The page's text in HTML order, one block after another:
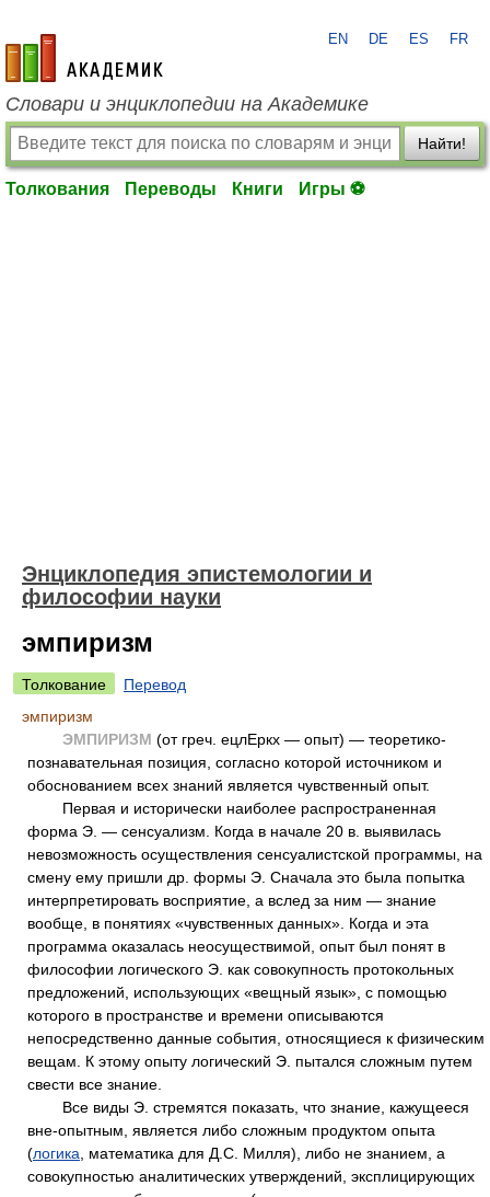
academic.ru
EN DE ES FR
Словари и энциклопедии на Академике
Найти!
Толкования Переводы Книги Игры ⚽
Энциклопедия эпистемологии и
философии науки
эмпиризм
Толкование
Перевод
эмпиризм
ЭМПИРИЗМ (от греч. ецлЕркх — опыт) — теоретико-
познавательная позиция, согласно которой источником и
обоснованием всех знаний является чувственный опыт.
Первая и исторически наиболее распространенная
форма Э. — сенсуализм. Когда в начале 20 в. выявилась
невозможность осуществления сенсуалистской программы, на
смену ему пришли др. формы Э. Сначала это была попытка
интерпретировать восприятие, а вслед за ним — знание
вообще, в понятиях «чувственных данных». Когда и эта
программа оказалась неосуществимой, опыт был понят в
философии логического Э. как совокупность протокольных
предложений, использующих «вещный язык», с помощью
которого в пространстве и времени описываются
непосредственно данные события, относящиеся к физическим
вещам. К этому опыту логический Э. пытался сложным путем
свести все знание.
Все виды Э. стремятся показать, что знание, кажущееся
вне-опытным, является либо сложным продуктом опыта
(логика , математика для Д.С. Милля), либо не знанием, а
совокупностью аналитических утверждений, эксплицирующих